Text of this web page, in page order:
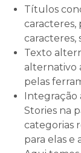
Títulos
caracteres,
Texto
alternativo
pelas
Integração
Stories na
categorias
para elas e